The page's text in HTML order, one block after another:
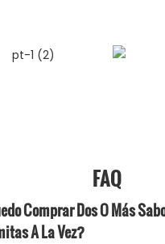
FAQ
Comprar Dos O Más
A La Vez?